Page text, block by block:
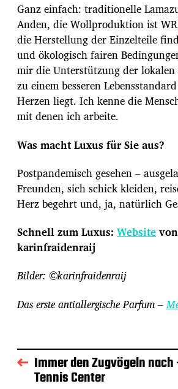
Ganz einfach: traditionelle
Anden, die Wollproduktion ist
die Herstellung der Einzelteile
und ökologisch fairen
mir die Unterstützung der
zu einem besseren
Herzen liegt. Ich kenne die
mit denen ich arbeite.
Was macht Luxus für Sie aus?
Postpandemisch gesehen –
Freunden, sich schick kleiden,
Herz begehrt und, ja, natürlich
Schnell zum Luxus: Websitevon
karinfraidenraij
Bilder: ©karinfraidenraij
Das erste antiallergische Parfum –
Immer den Zugvögeln
Tennis Center